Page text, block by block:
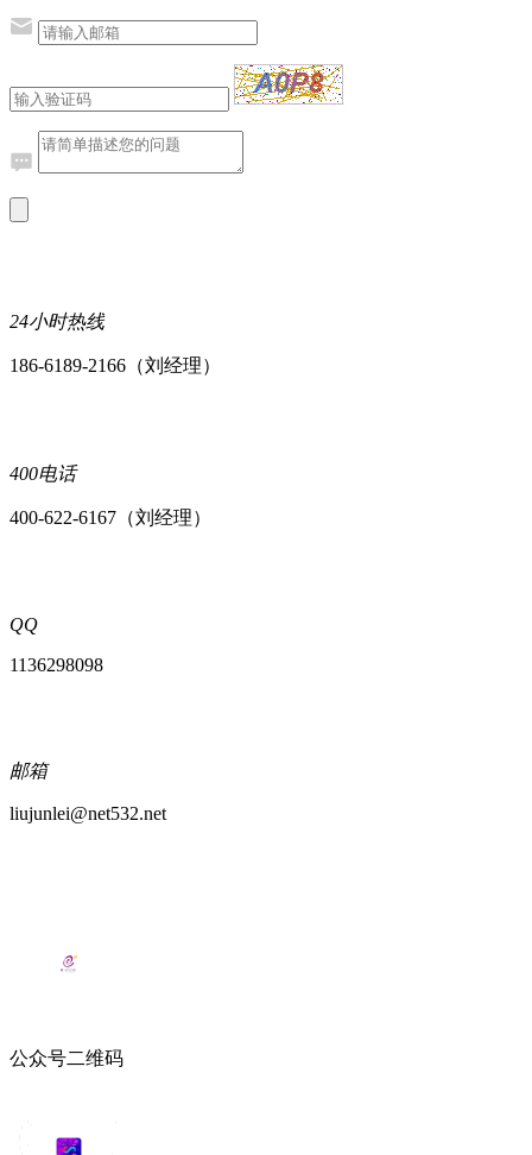
24小时热线
186-6189-2166（刘经理）
400电话
400-622-6167（刘经理）
QQ
1136298098
邮箱
liujunlei@net532.net
公众号二维码